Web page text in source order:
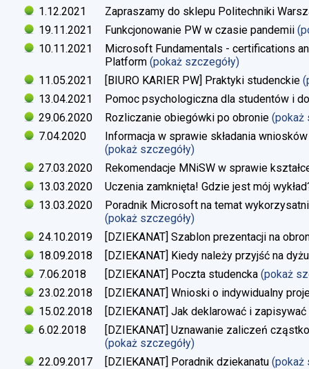
1.12.2021
Zapraszamy do sklepu Politechniki
19.11.2021
Funkcjonowanie PW w czasie pandemii
10.11.2021
Microsoft Fundamentals - certifications
Platform (pokaż szczegóły)
11.05.2021
[BIURO KARIER PW] Praktyki studenckie
13.04.2021
Pomoc psychologiczna dla studentów i
29.06.2020
Rozliczanie obiegówki po obronie (pokaż
7.04.2020
Informacja w sprawie składania
(pokaż szczegóły)
27.03.2020
Rekomendacje MNiSW w sprawie
13.03.2020
Uczenia zamknięta! Gdzie jest mój
13.03.2020
Poradnik Microsoft na temat
(pokaż szczegóły)
24.10.2019
[DZIEKANAT] Szablon prezentacji na
18.09.2018
[DZIEKANAT] Kiedy należy przyjść na
7.06.2018
[DZIEKANAT] Poczta studencka (pokaż
23.02.2018
[DZIEKANAT] Wnioski o indywidualny
15.02.2018
[DZIEKANAT] Jak deklarować i
6.02.2018
[DZIEKANAT] Uznawanie zaliczeń
(pokaż szczegóły)
22.09.2017
[DZIEKANAT] Poradnik dziekanatu (pokaż